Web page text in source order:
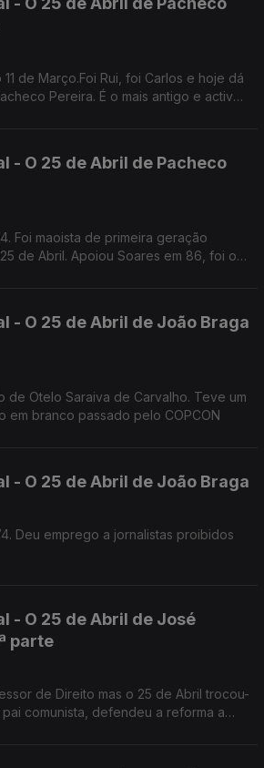
de Março.Foi Rui, foi Carlos e hoje dá
Pereira. É o mais antigo e activo
- O 25 de Abril de Pacheco
Foi maoista de primeira geração
de Abril. Apoiou Soares em 86, foi o
- O 25 de Abril de João Braga
Saraiva de Carvalho. Teve um
em branco passado pelo COPCON
- O 25 de Abril de João Braga
Deu emprego a jornalistas proibidos
- O 25 de Abril de José
parte
de Direito mas o 25 de Abril trocou-
comunista, defendeu a reforma a